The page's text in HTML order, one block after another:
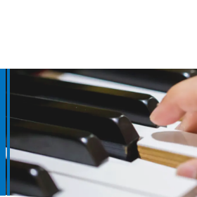
Fusszeile